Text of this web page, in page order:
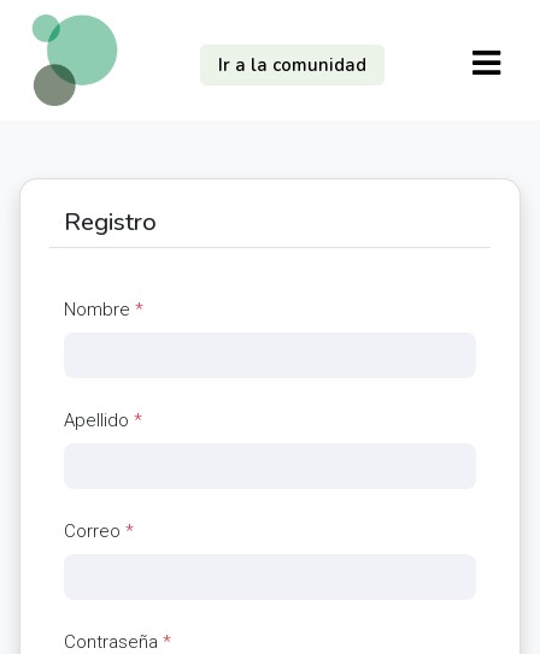
Ir a la comunidad
Registro
Nombre *
Apellido *
Correo *
Contraseña *